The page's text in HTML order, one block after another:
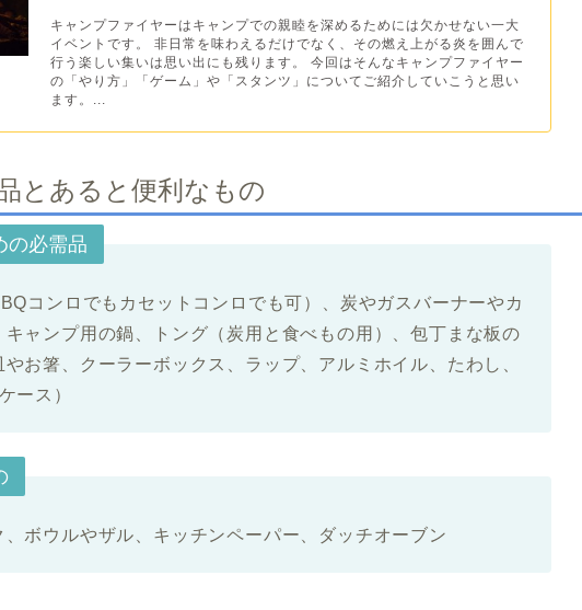
キャンプファイヤーはキャンプでの親睦を深めるためには欠かせない一大
イベントです。 非日常を味わえるだけでなく、その燃え上がる炎を囲んで
行う楽しい集いは思い出にも残ります。 今回はそんなキャンプファイヤー
の「やり方」「ゲーム」や「スタンツ」についてご紹介していこうと思い
ます。...
とあると便利なもの
の必需品
コンロでもカセットコンロでも可）、炭やガスバーナーやカ
ャンプ用の鍋、トング（炭用と食べもの用）、包丁まな板の
お箸、クーラーボックス、ラップ、アルミホイル、たわし、
ース）
ボウルやザル、キッチンペーパー、ダッチオーブン